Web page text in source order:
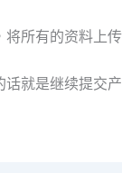
所有的资料上传
就是继续提交